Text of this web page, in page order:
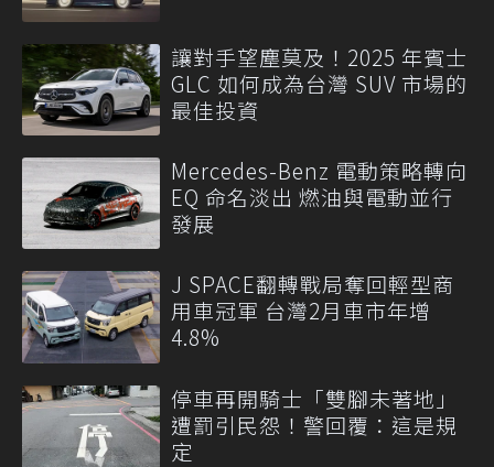
讓對手望塵莫及！2025 年賓士
GLC 如何成為台灣 SUV 市場的
最佳投資
Mercedes-Benz 電動策略轉向
EQ 命名淡出 燃油與電動並行
發展
J SPACE翻轉戰局奪回輕型商
用車冠軍 台灣2月車市年增
4.8%
停車再開騎士「雙腳未著地」
遭罰引民怨！警回覆：這是規
定